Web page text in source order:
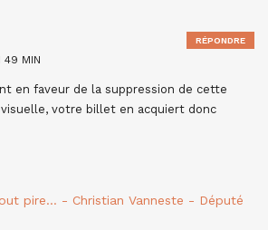
49 MIN
en faveur de la suppression de cette
votre billet en acquiert donc
RÉPONDRE
pire… - Christian Vanneste - Député